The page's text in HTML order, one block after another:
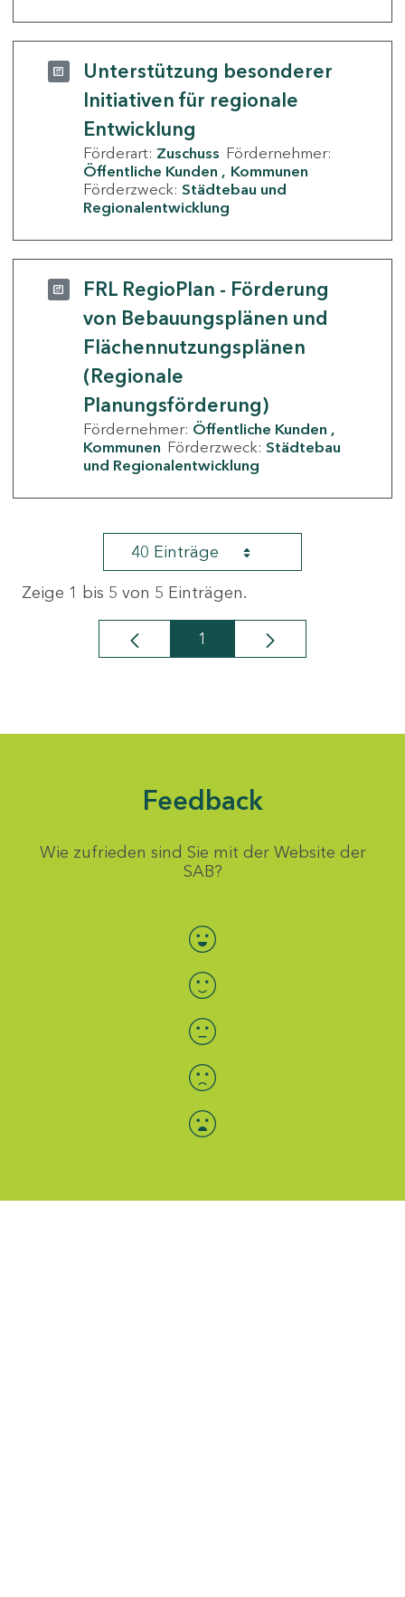
Unterstützung besonderer
Initiativen für regionale
Entwicklung
Förderart: Zuschuss Fördernehmer:
Öffentliche Kunden
Kommunen
Förderzweck: Städtebau und
Regionalentwicklung
FRL RegioPlan - Förderung
von Bebauungsplänen und
Flächennutzungsplänen
(Regionale
Planungsförderung)
Fördernehmer: Öffentliche Kunden
Kommunen Förderzweck: Städtebau
und Regionalentwicklung
40 Einträge
Zeige 1 bis 5 von 5 Einträgen.
Seite
1
Feedback
Wie zufrieden sind Sie mit der Website der
SAB?
Bewertung auswählen